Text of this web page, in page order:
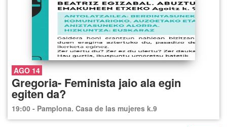
AGO 14
Gregoria- Feminista jaio ala egin
egiten da?
19:00 - Pamplona. Casa de las mujeres k.9